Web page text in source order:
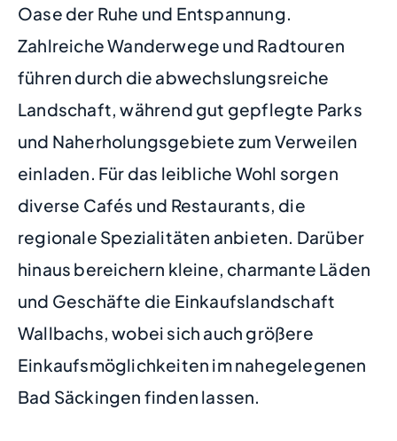
Oase der Ruhe und Entspannung.
Zahlreiche Wanderwege und Radtouren
führen durch die abwechslungsreiche
Landschaft, während gut gepflegte Parks
und Naherholungsgebiete zum Verweilen
einladen. Für das leibliche Wohl sorgen
diverse Cafés und Restaurants, die
regionale Spezialitäten anbieten. Darüber
hinaus bereichern kleine, charmante Läden
und Geschäfte die Einkaufslandschaft
Wallbachs, wobei sich auch größere
Einkaufsmöglichkeiten im nahegelegenen
Bad Säckingen finden lassen.